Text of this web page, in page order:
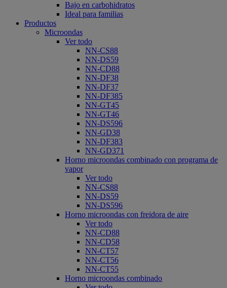
Bajo en carbohidratos
Ideal para familias
Productos
Microondas
Ver todo
NN-CS88
NN-DS59
NN-CD88
NN-DF38
NN-DF37
NN-DF385
NN-GT45
NN-GT46
NN-DS596
NN-GD38
NN-DF383
NN-GD371
Horno microondas combinado con programa de
vapor
Ver todo
NN-CS88
NN-DS59
NN-DS596
Horno microondas con freidora de aire
Ver todo
NN-CD88
NN-CD58
NN-CT57
NN-CT56
NN-CT55
Horno microondas combinado